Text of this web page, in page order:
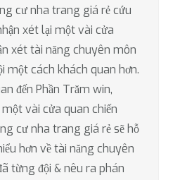
cư nha trang giá rẻ cứu
xét lại một vài cửa
xét tài năng chuyên môn
một cách khách quan hơn.
đến Phần Trăm win,
một vài cửa quan chiến
cư nha trang giá rẻ sẽ hỗ
hơn về tài năng chuyên
từng đội & nêu ra phán